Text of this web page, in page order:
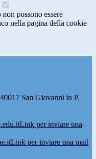
possono essere
nella pagina della cookie
San Giovanni in P.
Link per inviare una
Link per inviare una mail